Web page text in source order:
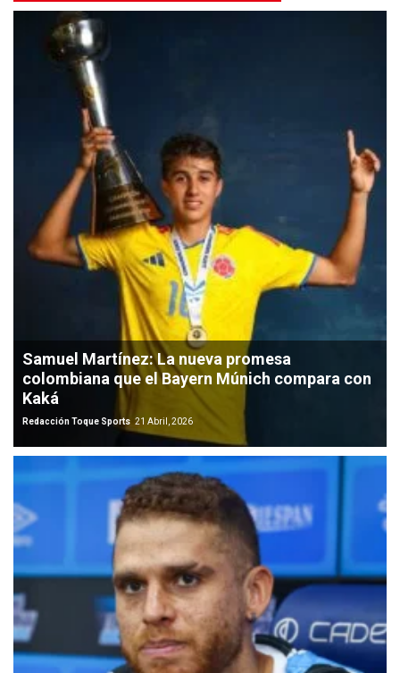
Samuel Martínez: La nueva promesa
colombiana que el Bayern Múnich compara con
Kaká
Redacción Toque Sports 21 Abril, 2026